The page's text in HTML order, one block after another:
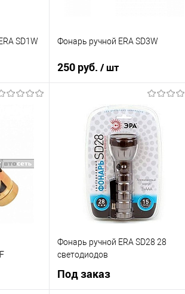
SD1W Фонарь ручной ERA SD3W
250 руб. / шт
Купить в 1 клик
К сравнению
В список
В наличии
Фонарь ручной ERA SD28 28
светодиодов
Под заказ